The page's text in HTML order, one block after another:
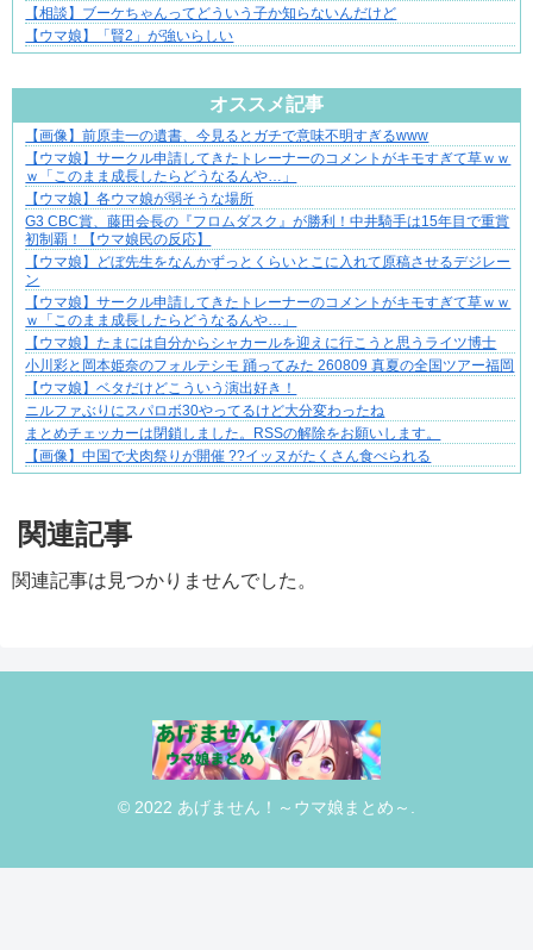
【相談】ブーケちゃんってどういう子か知らないんだけど
【ウマ娘】「賢2」が強いらしい
オススメ記事
1420gの娘がくれた“生きる力”。
【画像】前原圭一の遺書、今見るとガチで意味不明すぎるwww
【ウマ娘】サークル申請してきたトレーナーのコメントがキモすぎて草ｗｗ
ｗ「このまま成長したらどうなるんや…」
【ウマ娘】各ウマ娘が弱そうな場所
G3 CBC賞、藤田会長の『フロムダスク』が勝利！中井騎手は15年目で重賞
初制覇！【ウマ娘民の反応】
【ウマ娘】どぼ先生をなんかずっとくらいとこに入れて原稿させるデジレー
ン
【ウマ娘】サークル申請してきたトレーナーのコメントがキモすぎて草ｗｗ
ｗ「このまま成長したらどうなるんや…」
【ウマ娘】たまには自分からシャカールを迎えに行こうと思うライツ博士
小川彩と岡本姫奈のフォルテシモ 踊ってみた 260809 真夏の全国ツアー福岡
【ウマ娘】ベタだけどこういう演出好き！
ニルファぶりにスパロボ30やってるけど大分変わったね
まとめチェッカーは閉鎖しました。RSSの解除をお願いします。
【画像】中国で犬肉祭りが開催 ??イッヌがたくさん食べられる
関連記事
関連記事は見つかりませんでした。
© 2022 あげません！～ウマ娘まとめ～.